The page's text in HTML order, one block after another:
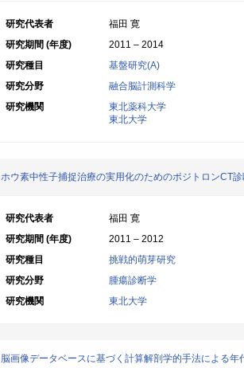
研究代表者
福田 寛
研究期間 (年度)
2011 – 2014
研究種目
基盤研究(A)
研究分野
融合脳計測科学
研究機関
東北薬科大学
東北大学
ホウ素中性子捕捉治療の実用化のためのポジトロンCT
研究代表者
福田 寛
研究期間 (年度)
2011 – 2012
研究種目
挑戦的萌芽研究
研究分野
腫瘍診断学
研究機関
東北大学
脳画像データベースに基づく計算解剖学的手法による